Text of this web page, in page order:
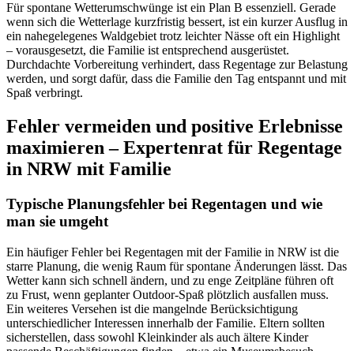
Für spontane Wetterumschwünge ist ein Plan B essenziell. Gerade
wenn sich die Wetterlage kurzfristig bessert, ist ein kurzer Ausflug in
ein nahegelegenes Waldgebiet trotz leichter Nässe oft ein Highlight
– vorausgesetzt, die Familie ist entsprechend ausgerüstet.
Durchdachte Vorbereitung verhindert, dass Regentage zur Belastung
werden, und sorgt dafür, dass die Familie den Tag entspannt und mit
Spaß verbringt.
Fehler vermeiden und positive Erlebnisse
maximieren – Expertenrat für Regentage
in NRW mit Familie
Typische Planungsfehler bei Regentagen und wie
man sie umgeht
Ein häufiger Fehler bei Regentagen mit der Familie in NRW ist die
starre Planung, die wenig Raum für spontane Änderungen lässt. Das
Wetter kann sich schnell ändern, und zu enge Zeitpläne führen oft
zu Frust, wenn geplanter Outdoor-Spaß plötzlich ausfallen muss.
Ein weiteres Versehen ist die mangelnde Berücksichtigung
unterschiedlicher Interessen innerhalb der Familie. Eltern sollten
sicherstellen, dass sowohl Kleinkinder als auch ältere Kinder